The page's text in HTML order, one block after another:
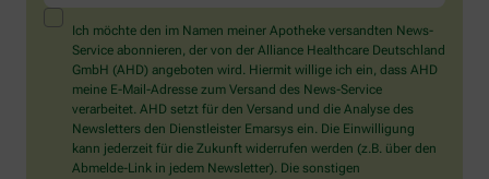
ein
Mensch?
Dann
wählen
Sie
bitte
die
Tasse.
Ich möchte den im Namen meiner Apotheke versandten News-
Service abonnieren, der von der Alliance Healthcare Deutschland
GmbH (AHD) angeboten wird. Hiermit willige ich ein, dass AHD
meine E-Mail-Adresse zum Versand des News-Service
verarbeitet. AHD setzt für den Versand und die Analyse des
Newsletters den Dienstleister Emarsys ein. Die Einwilligung
kann jederzeit für die Zukunft widerrufen werden (z.B. über den
Abmelde-Link in jedem Newsletter). Die sonstigen